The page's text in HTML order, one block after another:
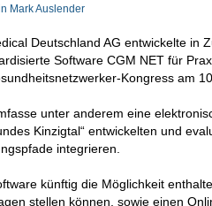
Mark Auslender
Deutschland AG entwickelte in
Software CGM NET für
Kongress am
unter anderem eine
Kinzigtal“ entwickelten und
integrieren.
künftig die Möglichkeit
stellen können, sowie einen